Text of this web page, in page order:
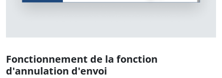
Fonctionnement de la fonction
d'annulation d'envoi